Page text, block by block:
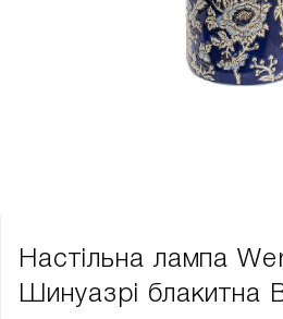
Настільна лампа
Шинуазрі блакитна